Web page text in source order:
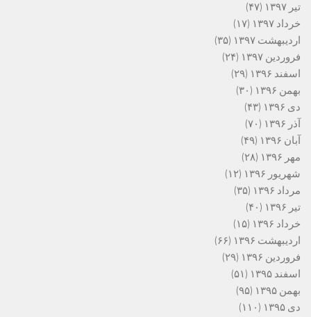
تیر ۱۳۹۷
(۴۷)
خرداد ۱۳۹۷
(۱۷)
اردیبهشت ۱۳۹۷
(۳۵)
فروردین ۱۳۹۷
(۲۴)
اسفند ۱۳۹۶
(۲۹)
بهمن ۱۳۹۶
(۳۰)
دی ۱۳۹۶
(۴۳)
آذر ۱۳۹۶
(۷۰)
آبان ۱۳۹۶
(۴۹)
مهر ۱۳۹۶
(۲۸)
شهریور ۱۳۹۶
(۱۲)
مرداد ۱۳۹۶
(۳۵)
تیر ۱۳۹۶
(۴۰)
خرداد ۱۳۹۶
(۱۵)
اردیبهشت ۱۳۹۶
(۶۶)
فروردین ۱۳۹۶
(۲۹)
اسفند ۱۳۹۵
(۵۱)
بهمن ۱۳۹۵
(۹۵)
دی ۱۳۹۵
(۱۱۰)